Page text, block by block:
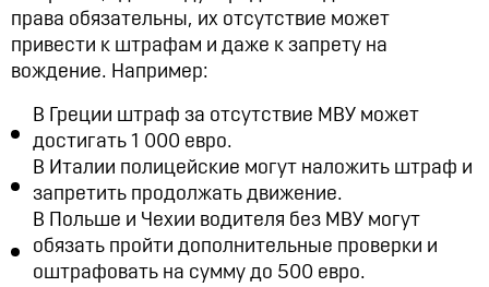
права обязательны, их отсутствие может
привести к штрафам и даже к запрету на
вождение. Например:
В Греции штраф за отсутствие МВУ может
достигать 1 000 евро.
В Италии полицейские могут наложить штраф и
запретить продолжать движение.
В Польше и Чехии водителя без МВУ могут
обязать пройти дополнительные проверки и
оштрафовать на сумму до 500 евро.